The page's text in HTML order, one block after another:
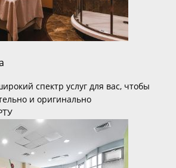
спектр услуг для вас, чтобы
и оригинально